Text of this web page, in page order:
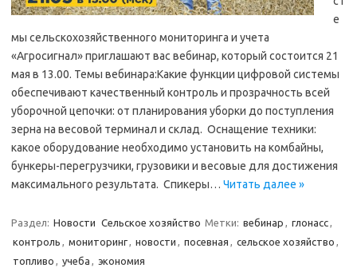
е
мы сельскохозяйственного мониторинга и учета
«Агросигнал» приглашают вас вебинар, который состоится 21
мая в 13.00. Темы вебинара:Какие функции цифровой системы
обеспечивают качественный контроль и прозрачность всей
уборочной цепочки: от планирования уборки до поступления
зерна на весовой терминал и склад. Оснащение техники:
какое оборудование необходимо установить на комбайны,
бункеры-перегрузчики, грузовики и весовые для достижения
максимального результата. Спикеры… Читать далее »
Раздел: Новости Сельское хозяйство Метки: вебинар , глонасс,
контроль , мониторинг, новости , посевная , сельское хозяйство ,
топливо , учеба , экономия